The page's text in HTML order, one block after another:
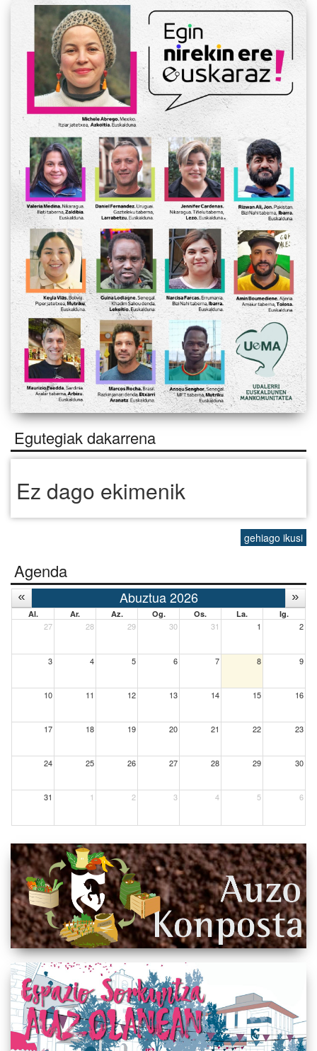
Egutegiak dakarrena
Ez dago ekimenik
gehiago ikusi
Agenda
Abuztua 2026
Al. Ar. Az. Og. Os. La. Ig.
27 28 29 30 31 1 2
3 4 5 6 7 8 9
10 11 12 13 14 15 16
17 18 19 20 21 22 23
24 25 26 27 28 29 30
31 1 2 3 4 5 6